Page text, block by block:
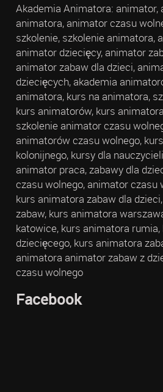
Akademia Animatora: animator,
animatora, animator czasu
szkolenie, szkolenie animatora,
animator dziecięcy, animator
animator zabaw dla dzieci,
dziecięcych, akademia
animatora, kurs na animatora,
kurs animatorów, kurs
szkolenie animator czasu
animatorów czasu wolnego,
kolonijnego, kursy dla
animator praca, zabawy dla
czasu wolnego, animator czasu
kurs animatora zabaw dla
zabaw, kurs animatora
katowice, kurs animatora
dziecięcego, kurs animatora
animatora animator zabaw z
czasu wolnego
Facebook